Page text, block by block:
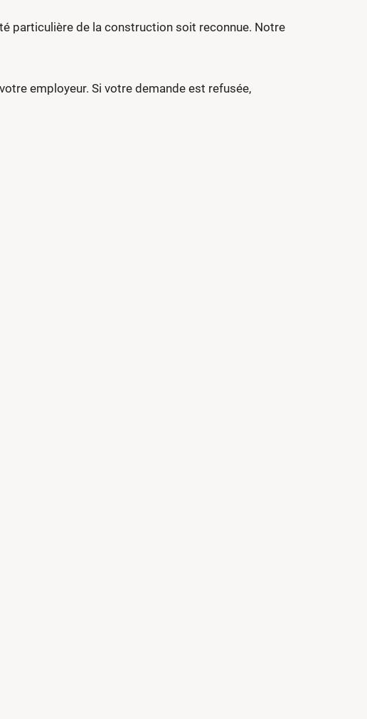
particulière de la construction soit reconnue. Notre
employeur. Si votre demande est refusée,